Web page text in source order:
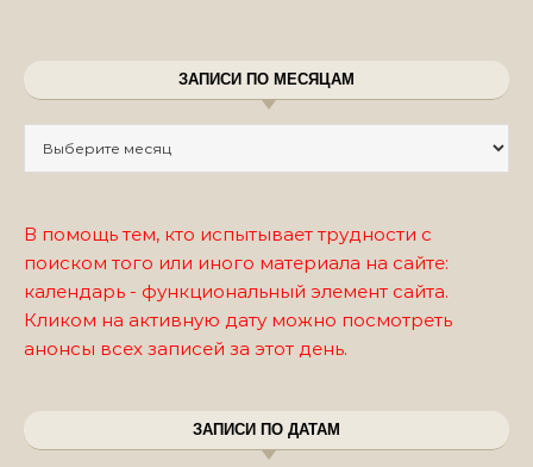
ЗАПИСИ ПО МЕСЯЦАМ
В помощь тем, кто испытывает трудности с
поиском того или иного материала на сайте:
календарь - функциональный элемент сайта.
Кликом на активную дату можно посмотреть
анонсы всех записей за этот день.
ЗАПИСИ ПО ДАТАМ